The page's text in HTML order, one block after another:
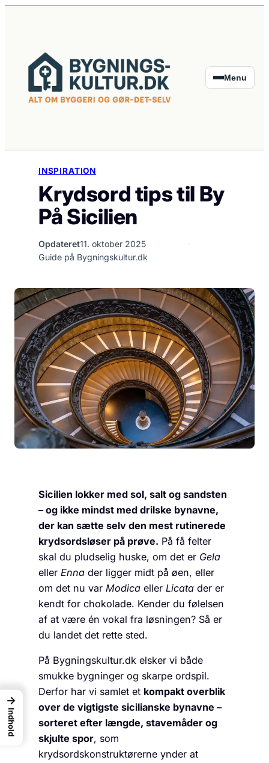
Menu
INSPIRATION
Krydsord tips til By
På Sicilien
Opdateret11. oktober 2025
Guide på Bygningskultur.dk
Sicilien lokker med sol, salt og sandsten
– og ikke mindst med drilske bynavne,
der kan sætte selv den mest rutinerede
krydsordsløser på prøve. På få felter
skal du pludselig huske, om det er Gela
eller Enna der ligger midt på øen, eller
om det nu var Modica eller Licata der er
kendt for chokolade. Kender du følelsen
af at være én vokal fra løsningen? Så er
du landet det rette sted.
På Bygningskultur.dk elsker vi både
smukke bygninger og skarpe ordspil.
Derfor har vi samlet et kompakt overblik
over de vigtigste sicilianske bynavne –
sorteret efter længde, stavemåder og
skjulte spor, som
krydsordskonstruktørerne ynder at
→
Indhold